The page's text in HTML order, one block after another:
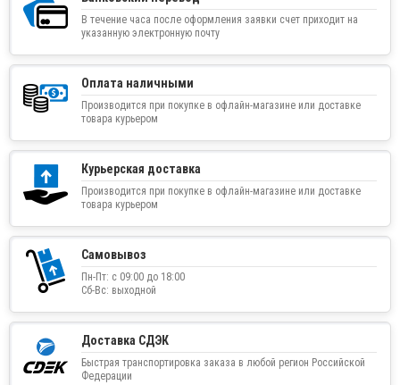
В течение часа после оформления заявки счет приходит на
указанную электронную почту
Оплата наличными
Производится при покупке в офлайн-магазине или доставке
товара курьером
Курьерская доставка
Производится при покупке в офлайн-магазине или доставке
товара курьером
Самовывоз
Пн-Пт: с 09:00 до 18:00
Сб-Вс: выходной
Доставка СДЭК
Быстрая транспортировка заказа в любой регион Российской
Федерации